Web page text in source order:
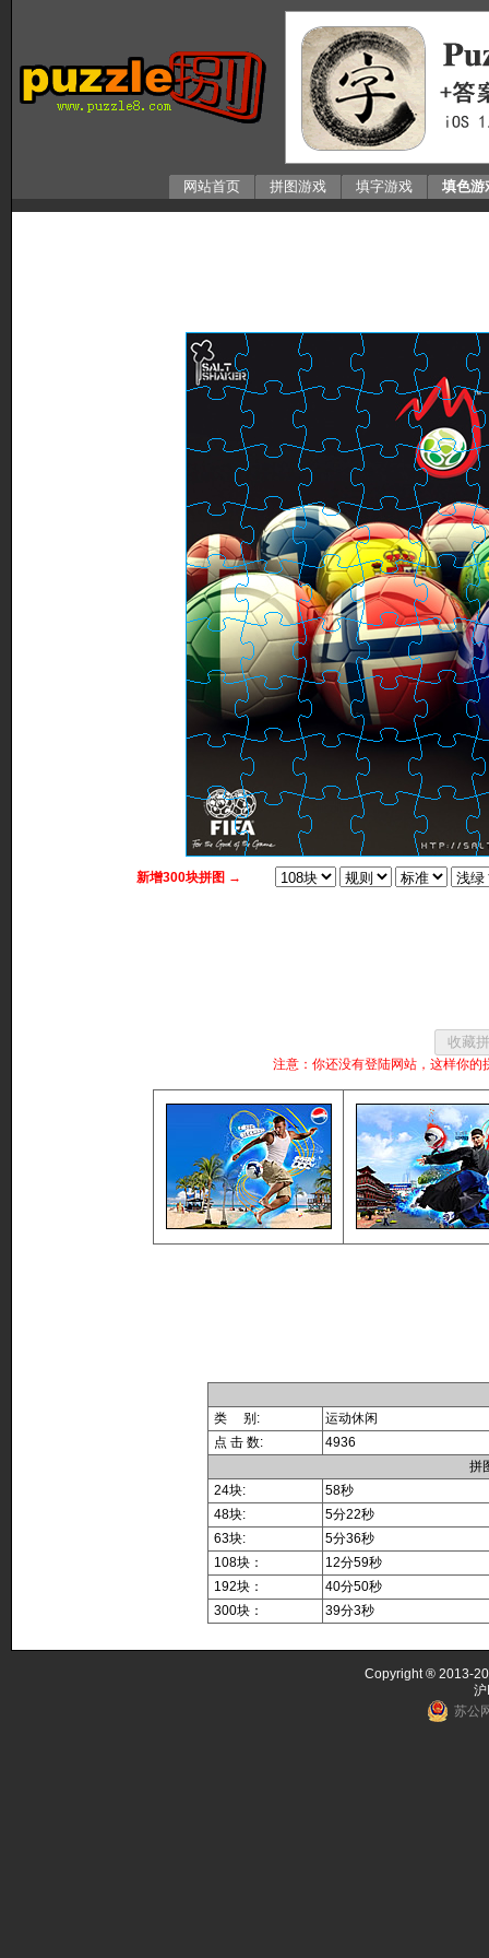
网站首页 拼图游戏 填字游戏 填色游
新增300块拼图 →
注意：你还没有登陆网站，这样你
类 别:
运动休闲
点 击 数:
4936
拼
24块:
58秒
48块:
5分22秒
63块:
5分36秒
108块：
12分59秒
192块：
40分50秒
300块：
39分3秒
Copyright ® 2013-
苏公